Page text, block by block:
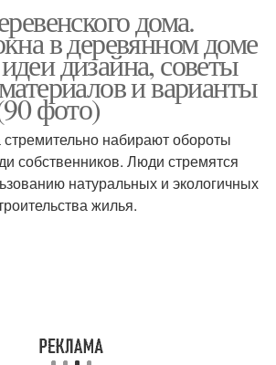
Окна в старом
дом
дома.
в деревянном доме
дизайна, советы
и варианты
фото)
набирают обороты
собственников. Люди стремятся
натуральных и экологичных
жилья.